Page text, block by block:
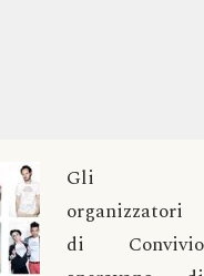
Gli
organizzatori
di Convivio